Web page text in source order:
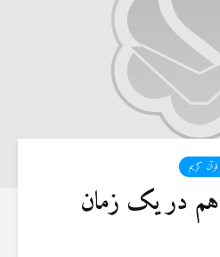
کریم
هم در یک زمان